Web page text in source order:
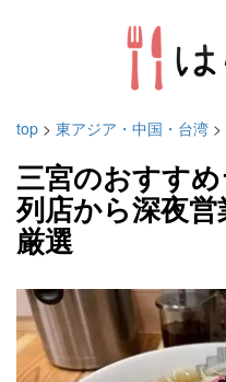
top > 東アジア・中国・台湾 >
三宮のおすす
列店から深夜
厳選